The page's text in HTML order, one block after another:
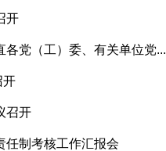
开
党（工）委、有关单位党...
开
召开
任制考核工作汇报会